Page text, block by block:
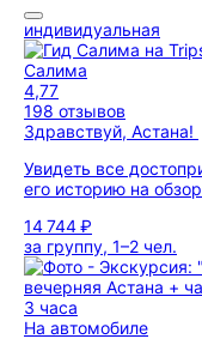
индивидуальная
Салима
4,77
198 отзывов
Здравствуй, Астана!
Увидеть все
его историю на
14 744 ₽
за группу, 1–2 чел.
3 часа
На автомобиле